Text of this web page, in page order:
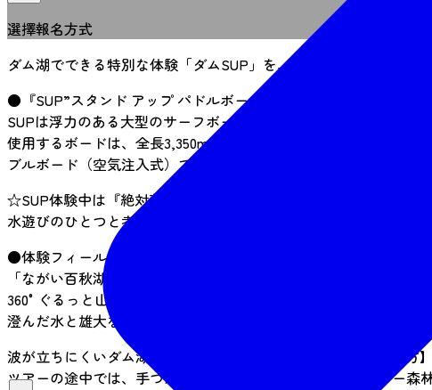
選擇報名方式
ダム湖でできる特別な体験「ダムSUP」を、ぜひこの機会に！
●『SUP”スタンド アップ パドルボード”』とは？
SUPは浮力のある大型のサーフボードの上に立ち、パドルで漕ぎ
使用するボードは、全長3,350mm、幅810mm、厚み150mmと、
ブルボード（空気注入式）です。
☆SUP体験中は『絶対落ちない＝水に濡れない』とは限りません。
水遊びのひとつと考えてご参加ください！
●体験フィールド「ながい百秋湖」
「ながい百秋湖」は、長井ダムによって形成されたダム湖の愛称で
360°ぐるっと山々に囲まれた景観が最大の特徴であり、新緑や
澄んだ水と雄大な自然に包まれながら、ゆったりとした時間を過
波が立ちにくいダム湖だからこそSUPに【はじめて挑戦したい方
ツアーの途中では、手つかずの大自然の中へ上陸しネイチャー森